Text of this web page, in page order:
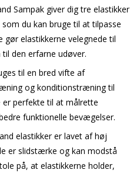
Sampak giver dig tre elastikker
du kan bruge til at tilpasse
elastikkerne velegnede til
den erfarne udøver.
til en bred vifte af
og konditionstræning til
perfekte til at målrette
funktionelle bevægelser.
elastikker er lavet af høj
er slidstærke og kan modstå
på, at elastikkerne holder,